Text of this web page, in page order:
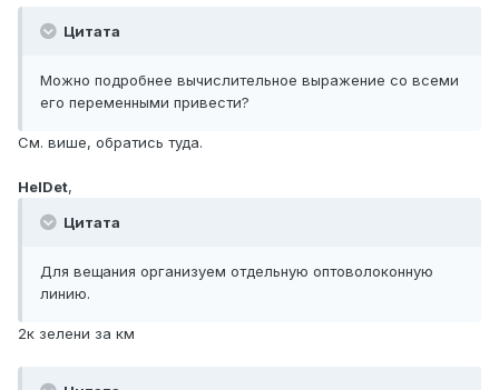
Цитата
Можно подробнее вычислительное выражение со всеми
его переменными привести?
См. више, обратись туда.
HelDet,
Цитата
Для вещания организуем отдельную оптоволоконную
линию.
2к зелени за км